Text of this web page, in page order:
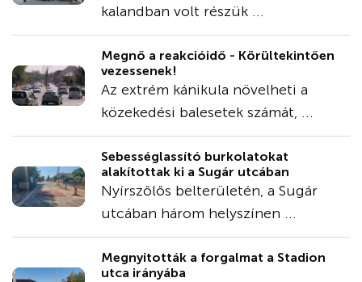
kalandban volt részük ...
Megnő a reakcióidő - Körültekintően
vezessenek!
Az extrém kánikula növelheti a
közekedési balesetek számát, ...
Sebességlassító burkolatokat
alakítottak ki a Sugár utcában
Nyírszőlős belterületén, a Sugár
utcában három helyszínen ...
Megnyitották a forgalmat a Stadion
utca irányába